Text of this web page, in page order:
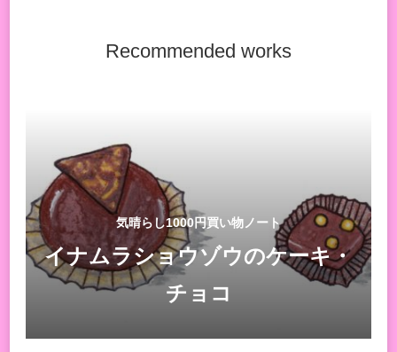
Recommended works
気晴らし1000円買い物ノート
イナムラショウゾウのケーキ・
チョコ